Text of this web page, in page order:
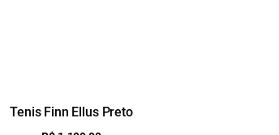
Tenis Finn Ellus Preto